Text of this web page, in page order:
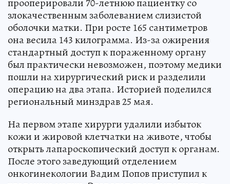
прооперировали 70-летнюю пациентку со
злокачественным заболеванием слизистой
оболочки матки. При росте 165 сантиметров
она весила 143 килограмма. Из-за ожирения
стандартный доступ к пораженному органу
был практически невозможен, поэтому медики
пошли на хирургический риск и разделили
операцию на два этапа. Историей поделился
региональный минздрав 25 мая.
На первом этапе хирурги удалили избыток
кожи и жировой клетчатки на животе, чтобы
открыть лапароскопический доступ к органам.
После этого заведующий отделением
онкогинекологии Вадим Попов приступил к